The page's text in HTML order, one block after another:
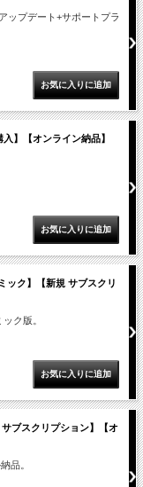
ップデート+サポートプラ
】【オンライン納品】
ク】【新規 サブスクリ
ク版。
ブスクリプション】【オ
品。